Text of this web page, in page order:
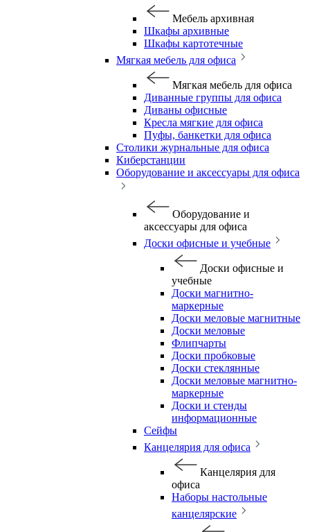
Мебель архивная
Шкафы архивные
Шкафы картотечные
Мягкая мебель для офиса
Мягкая мебель для офиса
Диванные группы для офиса
Диваны офисные
Кресла мягкие для офиса
Пуфы, банкетки для офиса
Столики журнальные для офиса
Киберстанции
Оборудование и аксессуары для офиса
Оборудование и
аксессуары для офиса
Доски офисные и учебные
Доски офисные и
учебные
Доски магнитно-
маркерные
Доски меловые магнитные
Доски меловые
Флипчарты
Доски пробковые
Доски стеклянные
Доски меловые магнитно-
маркерные
Доски и стенды
информационные
Сейфы
Канцелярия для офиса
Канцелярия для
офиса
Наборы настольные
канцелярские